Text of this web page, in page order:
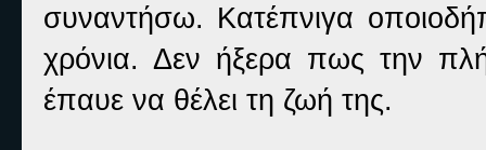
συναντήσω. Κατέπνιγα
χρόνια. Δεν ήξερα πως την
έπαυε να θέλει τη ζωή της.